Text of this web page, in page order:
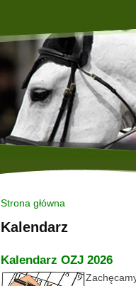
Strona główna
Kalendarz
Kalendarz OZJ 2026